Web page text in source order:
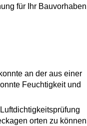
für Ihr Bauvorhaben
an der aus einer
Feuchtigkeit und
orten zu